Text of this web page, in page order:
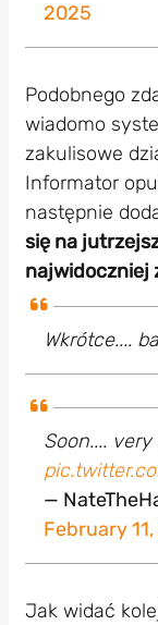
2025
Podobnego
wiadomo
zakulisowe
Informator
następnie
się na
najwidoczniej
Wkrótce....
Soon.... very
—
February
Jak widać